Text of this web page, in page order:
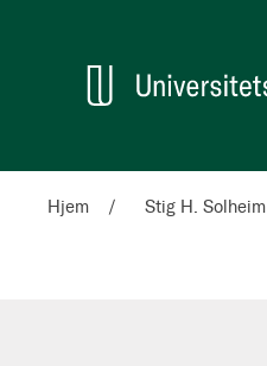
Hjem Stig H. Solheim